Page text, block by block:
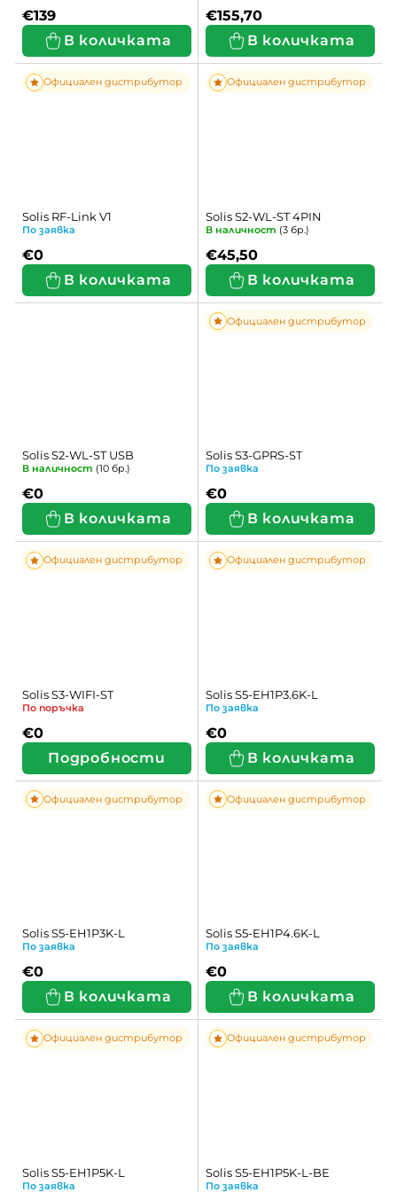
и
т
и
т
€139
В количката
€155,70
В количката
Официален дистрибутор
Solis RF-Link V1
По заявка
€0
В количката
Официален дистрибутор
Solis S2-WL-ST 4PIN
В наличност (3 бр.)
€45,50
В количката
Solis S2-WL-ST USB
В наличност (10 бр.)
€0
В количката
Официален дистрибутор
Solis S3-GPRS-ST
По заявка
€0
В количката
Официален дистрибутор
Solis S3-WIFI-ST
По поръчка
€0
Подробности
Официален дистрибутор
Solis S5-EH1P3.6K-L
По заявка
€0
В количката
Официален дистрибутор
Solis S5-EH1P3K-L
По заявка
€0
В количката
Официален дистрибутор
Solis S5-EH1P4.6K-L
По заявка
€0
В количката
Официален дистрибутор
Solis S5-EH1P5K-L
По заявка
Официален дистрибутор
Solis S5-EH1P5K-L-BE
По заявка